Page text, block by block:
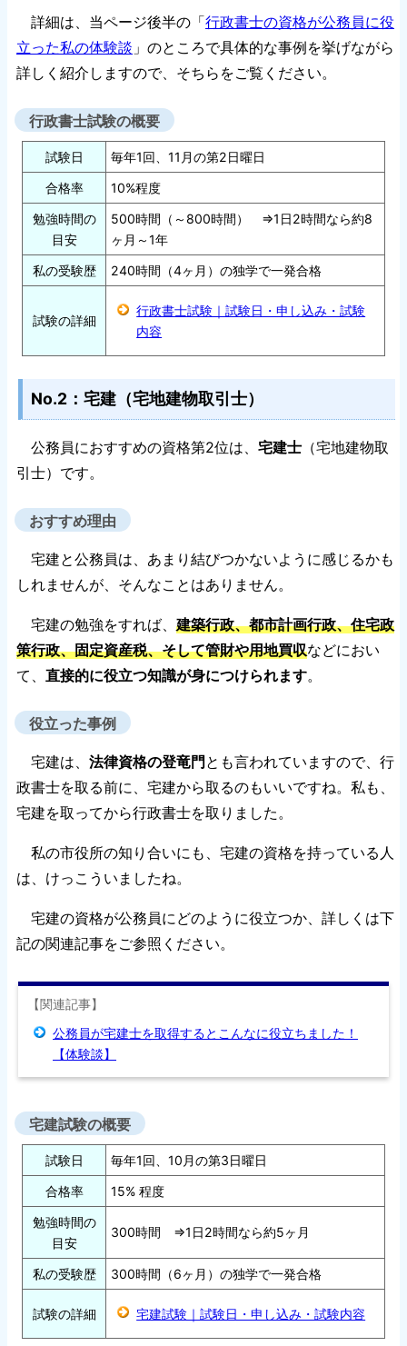
詳細は、当ページ後半の「行政書士の資格が公務員に役
立った私の体験談 」のところで具体的な事例を挙げながら
詳しく紹介しますので、そちらをご覧ください。
行政書士試験の概要
試験日
毎年1回、11月の第2日曜日
合格率
10%程度
勉強時間の
目安
500時間（～800時間） ⇒1日2時間なら約8
ヶ月～1年
私の受験歴
240時間（4ヶ月）の独学で一発合格
試験の詳細
行政書士試験｜試験日・申し込み・試験
内容
No.2：宅建（宅地建物取引士）
公務員におすすめの資格第2位は、 宅建士 （宅地建物取
引士）です。
おすすめ理由
宅建と公務員は、あまり結びつかないように感じるかも
しれませんが、そんなことはありません。
宅建の勉強をすれば、 建築行政、都市計画行政、住宅政
策行政、固定資産税、そして管財や用地買収などにおい
て、 直接的に役立つ知識が身につけられます。
役立った事例
宅建は、 法律資格の登竜門 とも言われていますので、行
政書士を取る前に、宅建から取るのもいいですね。私も、
宅建を取ってから行政書士を取りました。
私の市役所の知り合いにも、宅建の資格を持っている人
は、けっこういましたね。
宅建の資格が公務員にどのように役立つか、詳しくは下
記の関連記事をご参照ください。
【関連記事】
公務員が宅建士を取得するとこんなに役立ちました！
【体験談】
宅建試験の概要
試験日
毎年1回、10月の第3日曜日
合格率
15% 程度
勉強時間の
目安
300時間 ⇒1日2時間なら約5ヶ月
私の受験歴 300時間（6ヶ月）の独学で一発合格
試験の詳細 宅建試験｜試験日・申し込み・試験内容